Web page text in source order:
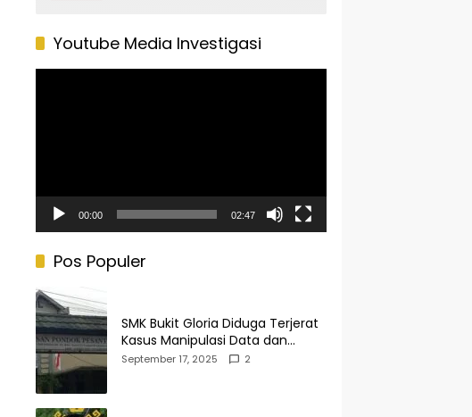
Youtube Media Investigasi
00:00 02:47
Pos Populer
SMK Bukit Gloria Diduga Terjerat
Kasus Manipulasi Data dan
Pelaporan Palsu Untuk
September 17, 2025 2